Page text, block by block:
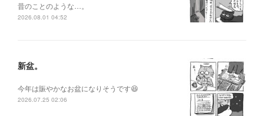
昔のことのような…。
2026.08.01 04:52
新盆。
今年は賑やかなお盆になりそうです😆
2026.07.25 02:06